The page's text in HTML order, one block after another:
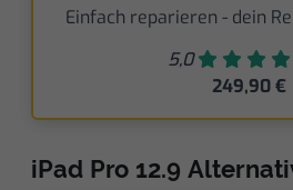
Einfach reparieren - dein
5,0
249,90 €
iPad Pro 12.9